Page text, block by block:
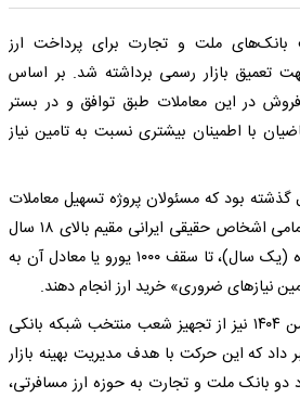
ملت و تجارت برای پرداخت ارز
تعمیق بازار رسمی برداشته شد. بر اساس
در این معاملات طبق توافق و در بستر
با اطمینان بیشتری نسبت به تامین نیاز
بود که مسئولان پروژه تسهیل معاملات
اسکناس ارز اعلام کردند که تمامی اشخاص حقیقی ایرانی مقیم بالای ۱۸ سال
می‌توانند در هر بازه ۳۶۵ روزه (یک سال)، تا سقف ۱۰۰۰ یورو یا معادل آن به
نیازهای ضروری» خرید ارز انجام دهند.
در ادامه بانک مرکزی نهم بهمن ۱۴۰۴ نیز از تجهیز شعب منتخب شبکه بانکی
که این حرکت با هدف مدیریت بهینه بازار
بانک ملت و تجارت به حوزه ارز مسافرتی،